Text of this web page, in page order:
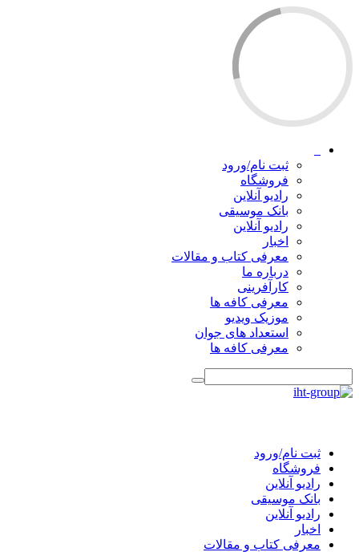
ثبت نام/ورود
فروشگاه
رادیو آنلاین
بانک موسیقی
رادیو آنلاین
اخبار
معرفی کتاب و مقالات
درباره ما
کارآفرینی
معرفی کافه ها
موزیک ویدیو
استعداد های جوان
معرفی کافه ها
ثبت نام/ورود
فروشگاه
رادیو آنلاین
بانک موسیقی
رادیو آنلاین
اخبار
معرفی کتاب و مقالات